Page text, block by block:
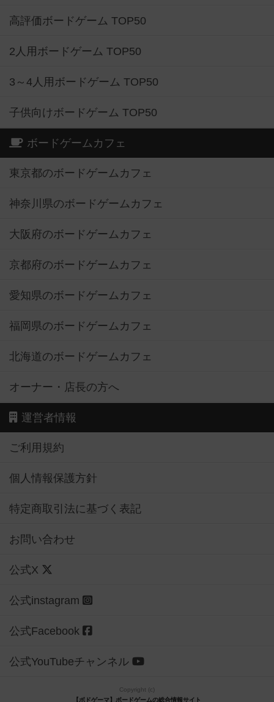
高評価ボードゲーム TOP50
2人用ボードゲーム TOP50
3～4人用ボードゲーム TOP50
子供向けボードゲーム TOP50
ボードゲームカフェ
東京都のボードゲームカフェ
神奈川県のボードゲームカフェ
大阪府のボードゲームカフェ
京都府のボードゲームカフェ
愛知県のボードゲームカフェ
福岡県のボードゲームカフェ
北海道のボードゲームカフェ
オーナー・店長の方へ
運営者情報
ご利用規約
個人情報保護方針
特定商取引法に基づく表記
お問い合わせ
公式X
公式instagram
公式Facebook
公式YouTubeチャンネル
Copyright (c)
【ボドゲーマ】ボードゲームの総合情報サイト